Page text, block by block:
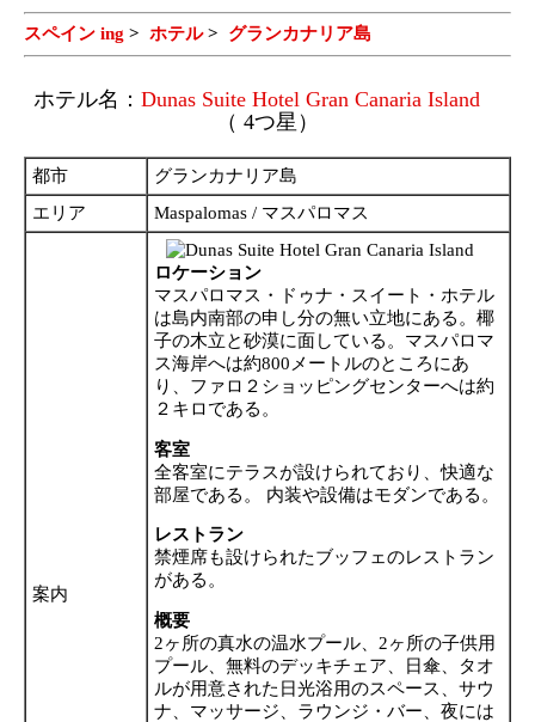
スペイン ing > ホテル> グランカナリア島
ホテル名： Dunas Suite Hotel Gran Canaria Island
（ 4つ星）
都市
グランカナリア島
エリア
Maspalomas / マスパロマス
案内
ロケーション
マスパロマス・ドゥナ・スイート・ホテル
は島内南部の申し分の無い立地にある。椰
子の木立と砂漠に面している。マスパロマ
ス海岸へは約800メートルのところにあ
り、ファロ２ショッピングセンターへは約
２キロである。
客室
全客室にテラスが設けられており、快適な
部屋である。 内装や設備はモダンである。
レストラン
禁煙席も設けられたブッフェのレストラン
がある。
概要
2ヶ所の真水の温水プール、2ヶ所の子供用
プール、無料のデッキチェア、日傘、タオ
ルが用意された日光浴用のスペース、サウ
ナ、マッサージ、ラウンジ・バー、夜には